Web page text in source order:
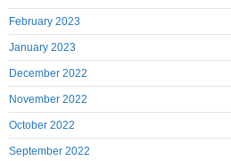
February 2023
January 2023
December 2022
November 2022
October 2022
September 2022